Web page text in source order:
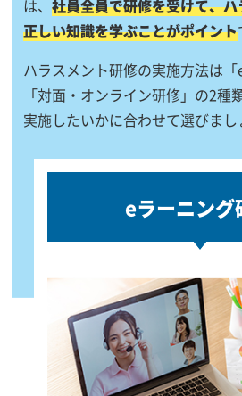
は、社員全員で研修を受けて、
正しい知識を学ぶことがポイント
ハラスメント研修の実施方法は
「対面・オンライン研修」の2種
実施したいかに合わせて選びまし
eラーニング